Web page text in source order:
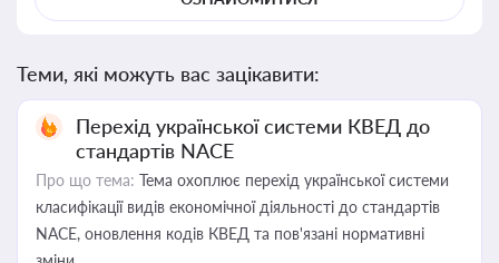
Теми, які можуть вас зацікавити:
Перехід української системи КВЕД до
стандартів NACE
Про що тема: Тема охоплює перехід української системи
класифікації видів економічної діяльності до стандартів
NACE, оновлення кодів КВЕД та пов'язані нормативні